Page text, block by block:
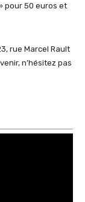
pour 50 euros et
rue Marcel Rault
n’hésitez pas